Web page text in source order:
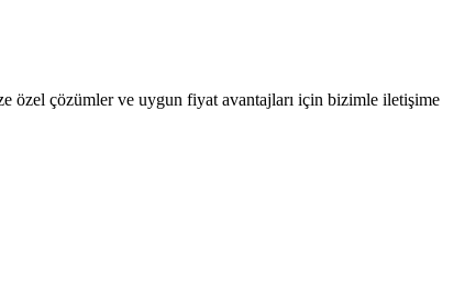
özel çözümler ve uygun fiyat avantajları için bizimle iletişime